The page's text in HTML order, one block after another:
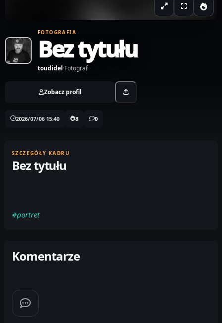
FOTOGRAFIA
Bez tytułu
toudidel·Fotograf
Zobacz profil
2026/07/06 15:40 8 0
SZCZEGÓŁY KADRU
Bez tytułu
#portret
Komentarze